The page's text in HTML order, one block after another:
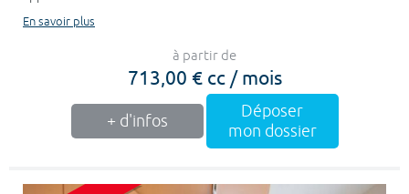
En savoir plus
à partir de
713,00 € cc / mois
+ d'infos
Déposer
mon dossier